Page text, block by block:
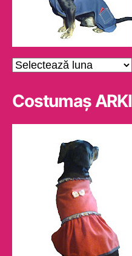
Arhive
Costumaş ARKI